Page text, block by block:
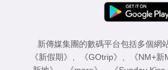
新傳媒集團的數碼平台包括多個網
《新假期》 、 《GOtrip》 、 《NM+新